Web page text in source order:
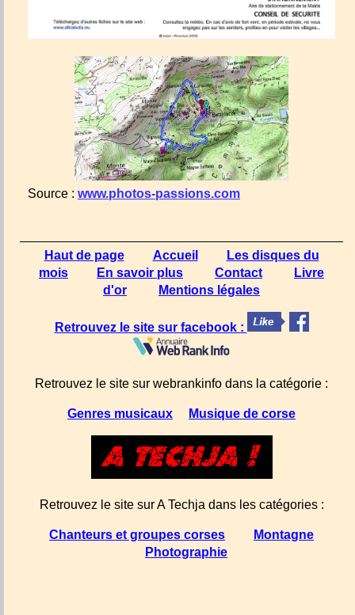
Source : www.photos-passions.com
Haut de page Accueil
Les disques du
mois
En savoir plus Contact
Livre
d'or
Mentions légales
Retrouvez le site sur facebook :
Retrouvez le site sur webrankinfo dans la catégorie :
Genres musicaux Musique de corse
Retrouvez le site sur A Techja dans les catégories :
Chanteurs et groupes corses
Montagne
Photographie